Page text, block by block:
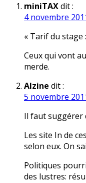
miniTAXdit :
4 novembre
« Tarif du stage
Ceux qui vont
merde.
Alzine dit :
5 novembre
Il faut suggérer
Les site In de
selon eux. On
Politiques
des lustres: